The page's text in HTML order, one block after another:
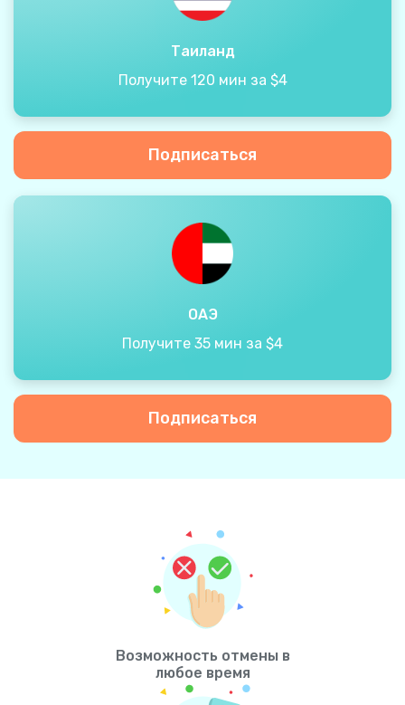
Таиланд
Получите 120 мин за $4
Подписаться
ОАЭ
Получите 35 мин за $4
Подписаться
Возможность отмены в
любое время